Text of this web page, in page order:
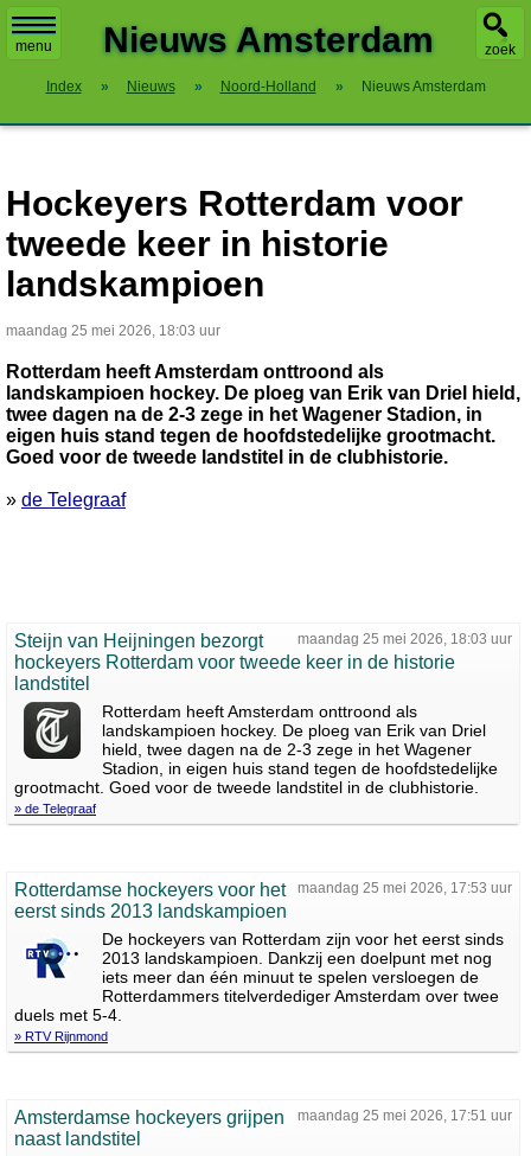
menu zoek
Nieuws Amsterdam
Index » Nieuws » Noord-Holland » Nieuws Amsterdam
Hockeyers Rotterdam voor
tweede keer in historie
landskampioen
maandag 25 mei 2026, 18:03 uur
Rotterdam heeft Amsterdam onttroond als
landskampioen hockey. De ploeg van Erik van Driel hield,
twee dagen na de 2-3 zege in het Wagener Stadion, in
eigen huis stand tegen de hoofdstedelijke grootmacht.
Goed voor de tweede landstitel in de clubhistorie.
» de Telegraaf
maandag 25 mei 2026, 18:03 uur
Steijn van Heijningen bezorgt
hockeyers Rotterdam voor tweede keer in de historie
landstitel
Rotterdam heeft Amsterdam onttroond als
landskampioen hockey. De ploeg van Erik van Driel
hield, twee dagen na de 2-3 zege in het Wagener
Stadion, in eigen huis stand tegen de hoofdstedelijke
grootmacht. Goed voor de tweede landstitel in de clubhistorie.
» de Telegraaf
maandag 25 mei 2026, 17:53 uur
Rotterdamse hockeyers voor het
eerst sinds 2013 landskampioen
De hockeyers van Rotterdam zijn voor het eerst sinds
2013 landskampioen. Dankzij een doelpunt met nog
iets meer dan één minuut te spelen versloegen de
Rotterdammers titelverdediger Amsterdam over twee
duels met 5-4.
» RTV Rijnmond
maandag 25 mei 2026, 17:51 uur
Amsterdamse hockeyers grijpen
naast landstitel